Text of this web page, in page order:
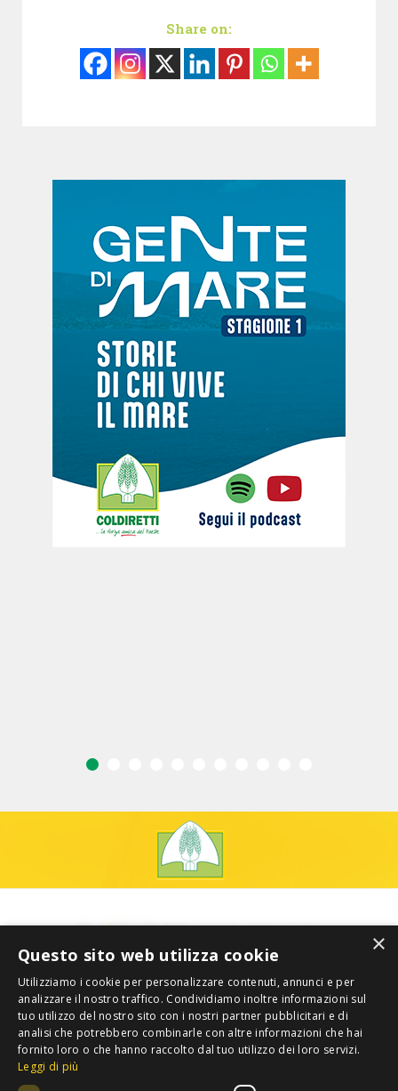
Share on:
×
Questo sito web utilizza cookie
Utilizziamo i cookie per personalizzare contenuti, annunci e per
analizzare il nostro traffico. Condividiamo inoltre informazioni sul
tuo utilizzo del nostro sito con i nostri partner pubblicitari e di
analisi che potrebbero combinarle con altre informazioni che hai
fornito loro o che hanno raccolto dal tuo utilizzo dei loro servizi.
Leggi di più